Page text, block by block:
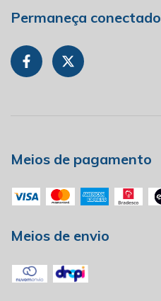
Permaneça conectado
Meios de pagamento
Meios de envio